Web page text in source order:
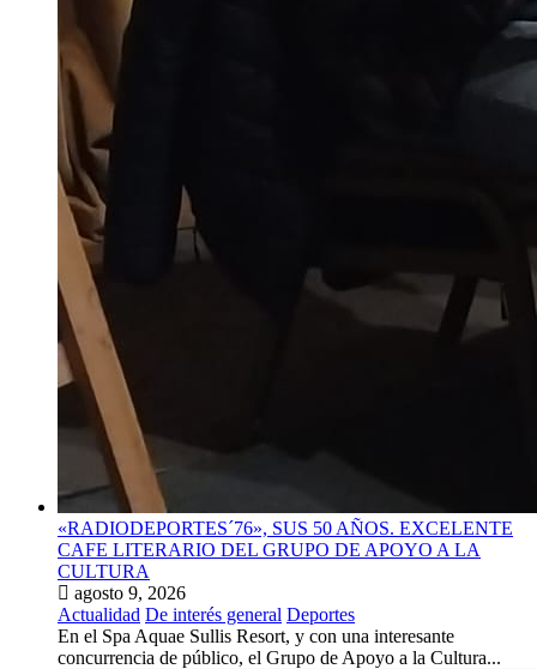
«RADIODEPORTES´76», SUS 50 AÑOS. EXCELENTE
CAFE LITERARIO DEL GRUPO DE APOYO A LA
CULTURA
agosto 9, 2026
Actualidad De interés general Deportes
En el Spa Aquae Sullis Resort, y con una interesante
concurrencia de público, el Grupo de Apoyo a la Cultura...